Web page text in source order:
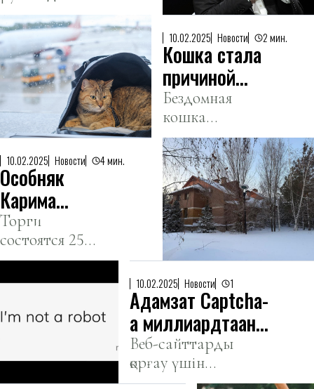
USAID
— Guardian
сотрудниками
DOGE по
телефону.
10.02.2025 Новости 2 мин.
Кошка стала
причиной
отмены
авиарейса
Бездомная
кошка
безбилетница
не пострадала.
10.02.2025 Новости 4 мин.
Особняк
Карима
Масимова в
Астане
выставлен на
аукцион
Торги
состоятся 25
февраля.
10.02.2025 Новости 1
Адамзат Captcha-
ға миллиардтаған
сағаттар мен
долларлар
Веб-сайттарды
қорғау үшін
жасалған captcha